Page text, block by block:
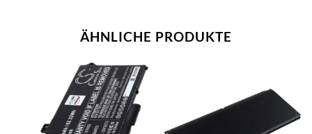
ÄHNLICHE PRODUKTE